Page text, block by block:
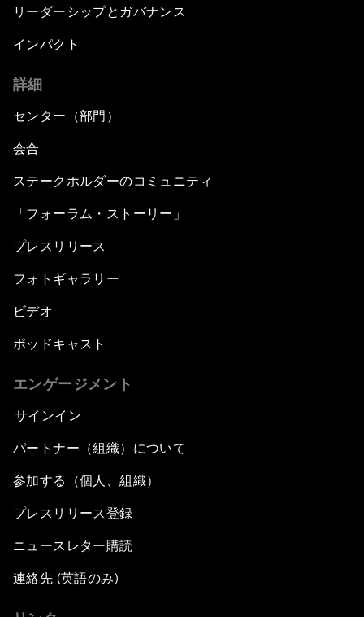
リーダーシップとガバナンス
インパクト
詳細
センター（部門）
会合
ステークホルダーのコミュニティ
「フォーラム・ストーリー」
プレスリリース
フォトギャラリー
ビデオ
ポッドキャスト
エンゲージメント
サインイン
パートナー（組織）について
参加する（個人、組織）
プレスリリース登録
ニュースレター購読
連絡先 (英語のみ)